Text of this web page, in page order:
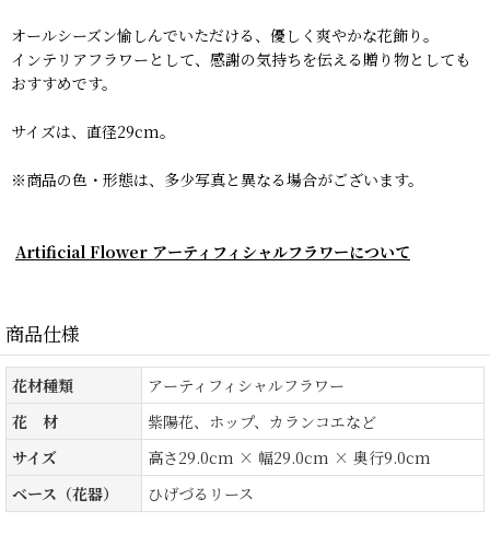
オールシーズン愉しんでいただける、優しく爽やかな花飾り。
インテリアフラワーとして、感謝の気持ちを伝える贈り物としても
おすすめです。
サイズは、直径29cm。
※商品の色・形態は、多少写真と異なる場合がございます。
Artificial Flower アーティフィシャルフラワーについて
商品仕様
花材種類
アーティフィシャルフラワー
花 材
紫陽花、ホップ、カランコエなど
サイズ
高さ29.0cm × 幅29.0cm × 奥行9.0cm
ベース（花器）
ひげづるリース